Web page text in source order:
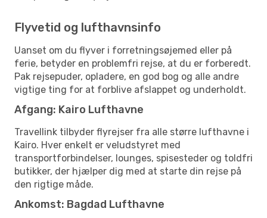
Flyvetid og lufthavnsinfo
Uanset om du flyver i forretningsøjemed eller på
ferie, betyder en problemfri rejse, at du er forberedt.
Pak rejsepuder, opladere, en god bog og alle andre
vigtige ting for at forblive afslappet og underholdt.
Afgang: Kairo Lufthavne
Travellink tilbyder flyrejser fra alle større lufthavne i
Kairo. Hver enkelt er veludstyret med
transportforbindelser, lounges, spisesteder og toldfri
butikker, der hjælper dig med at starte din rejse på
den rigtige måde.
Ankomst: Bagdad Lufthavne